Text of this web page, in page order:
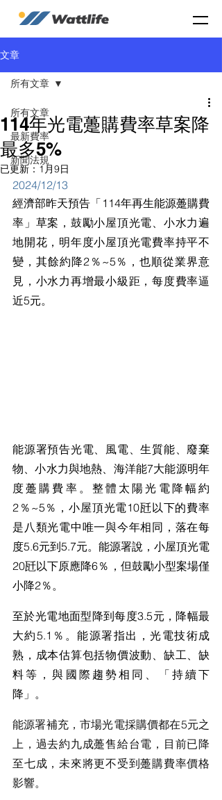
文章
所有文章
最新費率
新聞法規
所有文章
114年光電躉購費率草案降
最多5%
已更新：1月9日
2024/12/13
經濟部昨天預告「114年再生能源躉購費
率」草案，鼓勵小屋頂光電、小水力遍
地開花，明年度小屋頂光電費率持平不
變，其餘約降2％~5％，也順從業界意
見，小水力再增最小級距，每度費率逼
近5元。
能源署預告光電、風電、生質能、廢棄
物、小水力與地熱、海洋能7大能源明年
度躉購費率。整體太陽光電降幅約
2％~5％，小屋頂光電10瓩以下的費率
是八類光電中唯一與今年相同，落在每
度5.6元到5.7元。能源署說，小屋頂光電
20瓩以下原應降6％，但鼓勵小型案場僅
小降2％。
至於光電地面型降到每度3.5元，降幅最
大約5.1％。能源署指出，光電技術成
熟，成本估算包括物價波動、缺工、缺
料等，與國際趨勢相同、「持續下
降」。
能源署補充，市場光電採購價都在5元之
上，過去約九成躉售給台電，目前已降
至七成，未來將更不受到躉購費率價格
影響。